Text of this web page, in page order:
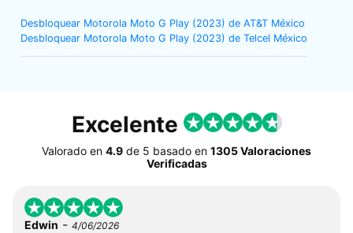
Desbloquear Motorola Moto G Play (2023) de AT&T México
Desbloquear Motorola Moto G Play (2023) de Telcel México
Excelente
Valorado en 4.9 de 5 basado en 1305 Valoraciones
Verificadas
Edwin - 4/06/2026